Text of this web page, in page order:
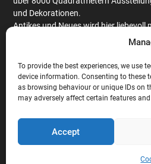
To provide the best experiences, we use
device information. Consenting to these
as browsing behaviour or unique IDs on
may adversely affect certain features
Accept
und Dekorationen.
Antikesund Neues wird hier liebevoll
Schränke
antiken Stücken.
Neben Couchgarnituren,Stühlen,
Gartendekorationen wird auch
Thekenangeboten. Hochwertige
, sondern auch für den
Abgerundet wird das Sortiment mit